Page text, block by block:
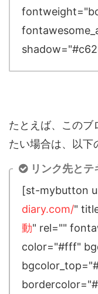
たとえば、このブ
たい場合は、以下
リンク先とテ
[st-mybutton
diary.com/"
動" rel=""
color="#fff"